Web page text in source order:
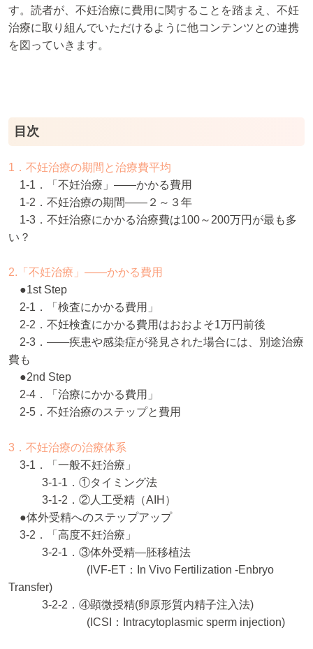
す。読者が、不妊治療に費用に関することを踏まえ、不妊
治療に取り組んでいただけるように他コンテンツとの連携
を図っていきます。
目次
1．不妊治療の期間と治療費平均
1-1．「不妊治療」――かかる費用
1-2．不妊治療の期間――２～３年
1-3．不妊治療にかかる治療費は100～200万円が最も多
い？
2.「不妊治療」――かかる費用
●1st Step
2-1．「検査にかかる費用」
2-2．不妊検査にかかる費用はおおよそ1万円前後
2-3．――疾患や感染症が発見された場合には、別途治療
費も
●2nd Step
2-4．「治療にかかる費用」
2-5．不妊治療のステップと費用
3．不妊治療の治療体系
3-1．「一般不妊治療」
3-1-1．①タイミング法
3-1-2．②人工受精（AIH）
●体外受精へのステップアップ
3-2．「高度不妊治療」
3-2-1．③体外受精―胚移植法
(IVF-ET：In Vivo Fertilization -Enbryo
Transfer)
3-2-2．④顕微授精(卵原形質内精子注入法)
(ICSI：Intracytoplasmic sperm injection)